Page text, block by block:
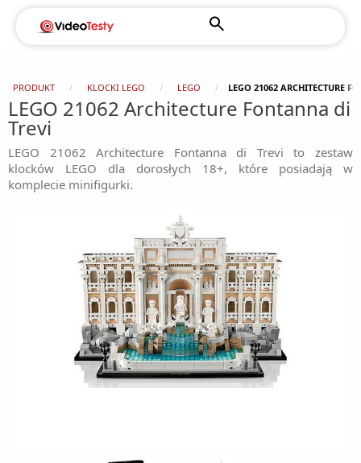
PRODUKT KLOCKI LEGO LEGO LEGO 21062 ARCHITECTURE
LEGO 21062 Architecture Fontanna di
Trevi
LEGO 21062 Architecture Fontanna di Trevi to zestaw
klocków LEGO dla dorosłych 18+, które posiadają w
komplecie minifigurki.